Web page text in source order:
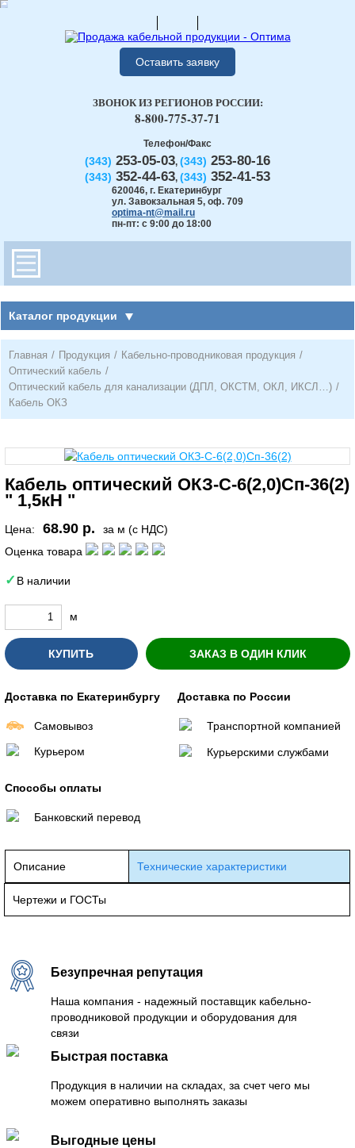
Оставить заявку
Телефон/Факс
(343) 253-05-03, (343) 253-80-16
(343) 352-44-63, (343) 352-41-53
620046, г. Екатеринбург
ул. Завокзальная 5, оф. 709
optima-nt@mail.ru
пн-пт: с 9:00 до 18:00
ЗВОНОК ИЗ РЕГИОНОВ РОССИИ:
8-800-775-37-71
Каталог продукции
Главная / Продукция / Кабельно-проводниковая продукция /
Оптический кабель /
Оптический кабель для канализации (ДПЛ, ОКСТМ, ОКЛ, ИКСЛ…) /
Кабель ОКЗ
Кабель оптический ОКЗ-С-6(2,0)Сп-36(2)
" 1,5кН "
Цена: 68.90 р.
за м (с НДС)
Оценка товара
В наличии
м
КУПИТЬ ЗАКАЗ В ОДИН КЛИК
Доставка по Екатеринбургу
Самовывоз
Курьером
Доставка по России
Транспортной компанией
Курьерскими службами
Способы оплаты
Банковский перевод
Описание Технические характеристики
Чертежи и ГОСТы
Безупречная репутация
Наша компания - надежный поставщик кабельно-
проводниковой продукции и оборудования для
связи
Быстрая поставка
Продукция в наличии на складах, за счет чего мы
можем оперативно выполнять заказы
Выгодные цены